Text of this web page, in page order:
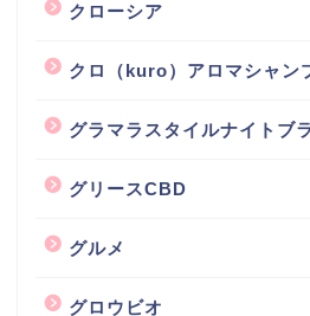
クローシア
クロ（kuro）アロマシャン
グラマラスタイルナイトブ
グリースCBD
グルメ
グロウビオ